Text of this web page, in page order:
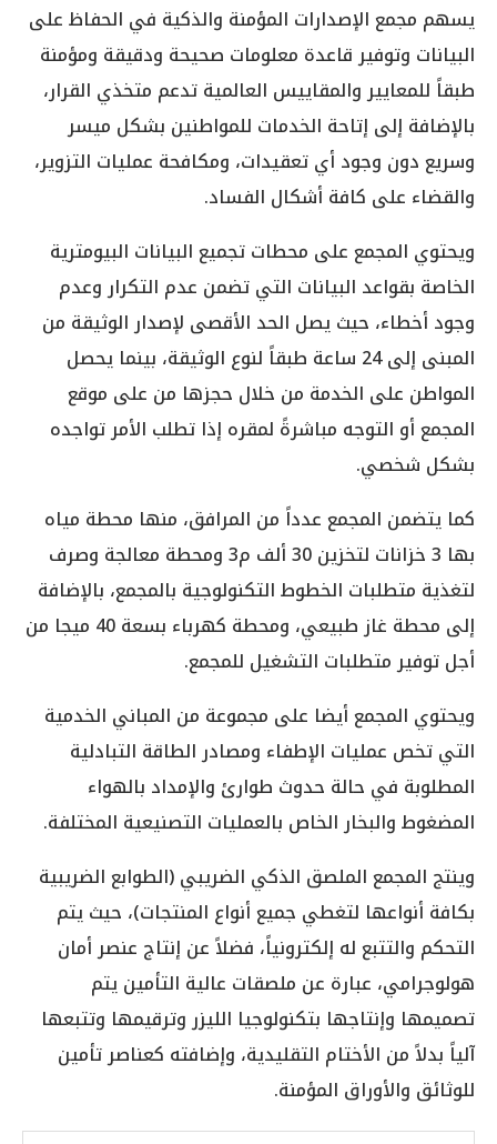
يسهم مجمع الإصدارات المؤمنة والذكية في الحفاظ على
البيانات وتوفير قاعدة معلومات صحيحة ودقيقة ومؤمنة
طبقاً للمعايير والمقاييس العالمية تدعم متخذي القرار،
بالإضافة إلى إتاحة الخدمات للمواطنين بشكل ميسر
وسريع دون وجود أي تعقيدات، ومكافحة عمليات التزوير،
والقضاء على كافة أشكال الفساد.
ويحتوي المجمع على محطات تجميع البيانات البيومترية
الخاصة بقواعد البيانات التي تضمن عدم التكرار وعدم
وجود أخطاء، حيث يصل الحد الأقصى لإصدار الوثيقة من
المبنى إلى 24 ساعة طبقاً لنوع الوثيقة، بينما يحصل
المواطن على الخدمة من خلال حجزها من على موقع
المجمع أو التوجه مباشرةً لمقره إذا تطلب الأمر تواجده
بشكل شخصي.
كما يتضمن المجمع عدداً من المرافق، منها محطة مياه
بها 3 خزانات لتخزين 30 ألف م3 ومحطة معالجة وصرف
لتغذية متطلبات الخطوط التكنولوجية بالمجمع، بالإضافة
إلى محطة غاز طبيعي، ومحطة كهرباء بسعة 40 ميجا من
أجل توفير متطلبات التشغيل للمجمع.
ويحتوي المجمع أيضا على مجموعة من المباني الخدمية
التي تخص عمليات الإطفاء ومصادر الطاقة التبادلية
المطلوبة في حالة حدوث طوارئ والإمداد بالهواء
المضغوط والبخار الخاص بالعمليات التصنيعية المختلفة.
وينتج المجمع الملصق الذكي الضريبي (الطوابع الضريبية
بكافة أنواعها لتغطي جميع أنواع المنتجات)، حيث يتم
التحكم والتتبع له إلكترونياً، فضلاً عن إنتاج عنصر أمان
هولوجرامي، عبارة عن ملصقات عالية التأمين يتم
تصميمها وإنتاجها بتكنولوجيا الليزر وترقيمها وتتبعها
آلياً بدلاً من الأختام التقليدية، وإضافته كعناصر تأمين
للوثائق والأوراق المؤمنة.